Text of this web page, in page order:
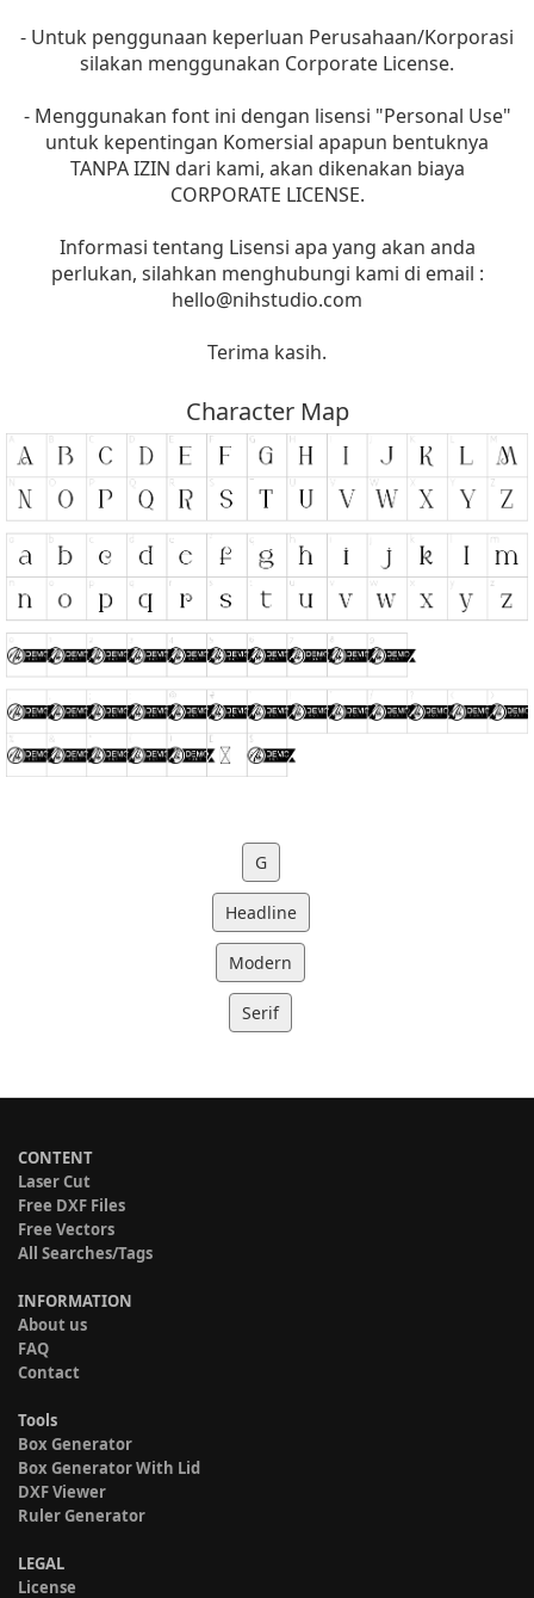
- Untuk penggunaan keperluan Perusahaan/Korporasi
silakan menggunakan Corporate License.
- Menggunakan font ini dengan lisensi "Personal Use"
untuk kepentingan Komersial apapun bentuknya
TANPA IZIN dari kami, akan dikenakan biaya
CORPORATE LICENSE.
Informasi tentang Lisensi apa yang akan anda
perlukan, silahkan menghubungi kami di email :
hello@nihstudio.com
Terima kasih.
Character Map
G
Headline
Modern
Serif
CONTENT
Laser Cut
Free DXF Files
Free Vectors
All Searches/Tags
INFORMATION
About us
FAQ
Contact
Tools
Box Generator
Box Generator With Lid
DXF Viewer
Ruler Generator
LEGAL
License